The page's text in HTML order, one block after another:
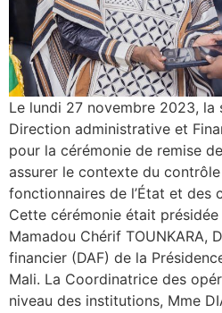
Le lundi 27 novembre 2023, la
Direction administrative et
pour la cérémonie de remise
assurer le contexte du
fonctionnaires de l’État et des
Cette cérémonie était
Mamadou Chérif TOUNKARA,
financier (DAF) de la
Mali. La Coordinatrice des
niveau des institutions, Mme